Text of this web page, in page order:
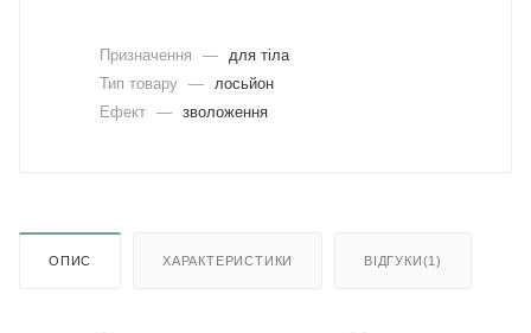
Призначення —
для тіла
Тип товару —
лосьйон
Ефект — зволоження
ОПИС ХАРАКТЕРИСТИКИ ВІДГУКИ(1)